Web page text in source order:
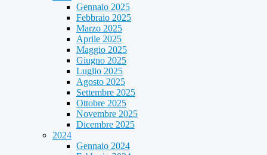
Gennaio 2025
Febbraio 2025
Marzo 2025
Aprile 2025
Maggio 2025
Giugno 2025
Luglio 2025
Agosto 2025
Settembre 2025
Ottobre 2025
Novembre 2025
Dicembre 2025
2024
Gennaio 2024